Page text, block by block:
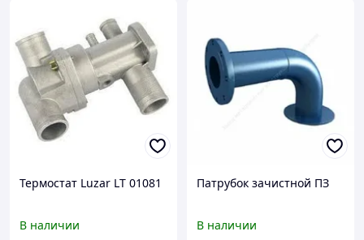
Термостат Luzar LT 01081
В наличии
Патрубок зачистной ПЗ
В наличии